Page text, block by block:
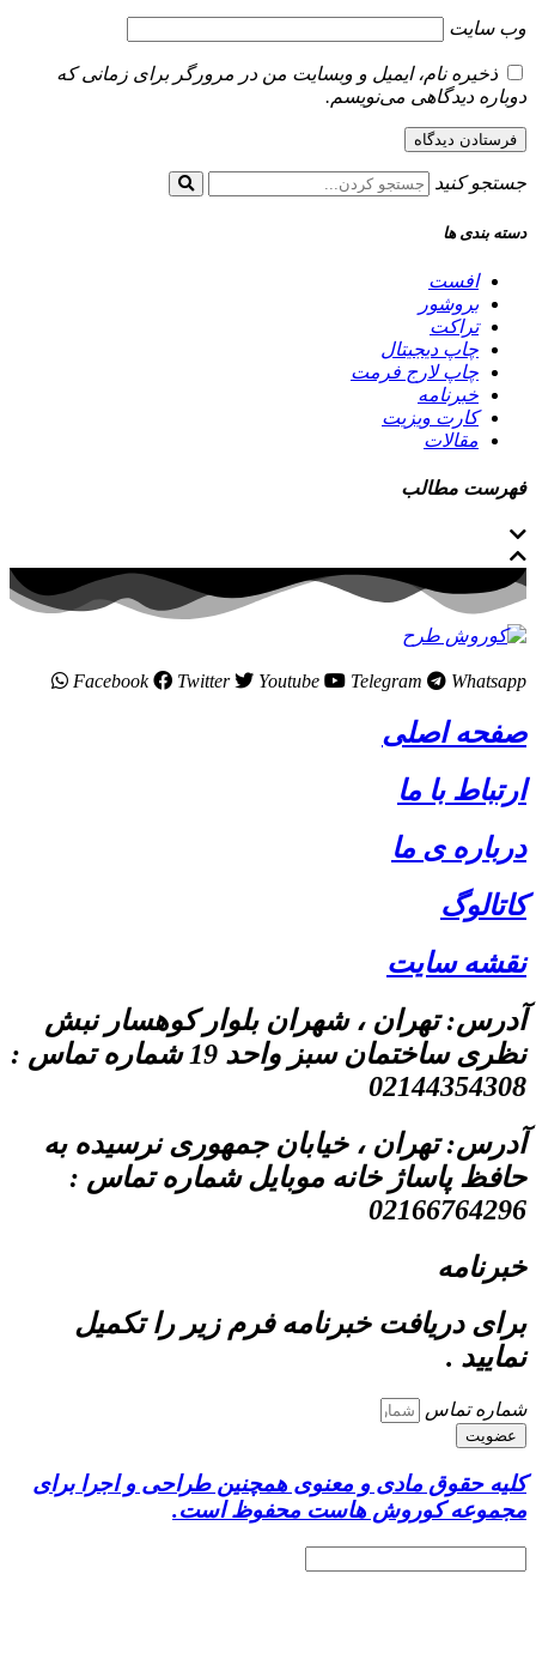
وب‌ سایت
ذخیره نام، ایمیل و وبسایت من در مرورگر برای زمانی که
دوباره دیدگاهی می‌نویسم.
جستجو کنید
دسته بندی ها
افست
بروشور
تراکت
چاپ دیجیتال
چاپ لارج فرمت
خبرنامه
کارت ویزیت
مقالات
فهرست مطالب
Facebook Twitter Youtube Telegram Whatsapp
صفحه اصلی
ارتباط با ما
درباره ی ما
کاتالوگ
نقشه سایت
آدرس: تهران ، شهران بلوار کوهسار نبش
نظری ساختمان سبز واحد 19 شماره تماس :
02144354308
آدرس: تهران ، خیابان جمهوری نرسیده به
حافظ پاساژ خانه موبایل شماره تماس :
02166764296
خبرنامه
برای دریافت خبرنامه فرم زیر را تکمیل
نمایید .
شماره تماس
عضویت
کلیه حقوق مادی و معنوی همچنین طراحی و اجرا برای
مجموعه کوروش هاست محفوظ است.